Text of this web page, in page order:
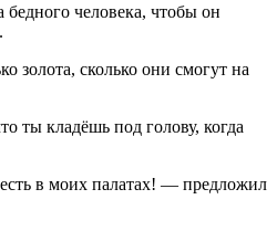
бедного человека, чтобы он
золота, сколько они смогут на
ты кладёшь под голову, когда
в моих палатах! — предложил